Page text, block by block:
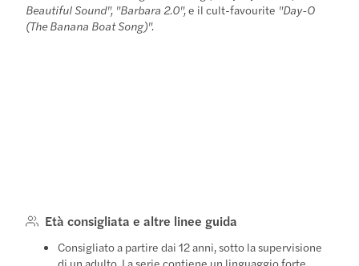
Beautiful Sound", "Barbara 2.0",e il cult-favourite "Day-O
(The Banana Boat Song)".
Età consigliata e altre linee guida
Consigliato a partire dai 12 anni, sotto la supervisione
di un adulto. La serie contiene un linguaggio forte,